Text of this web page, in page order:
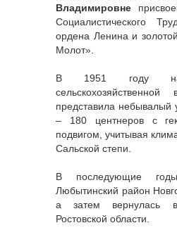
Владимировне
Социалистического
ордена Ленина и
Молот».
В 1951 году на
представила небывалый
– 180 центнеров с
подвигом, учитывая
Сальской степи.
В последующие
Любытинский район
а затем вернулась
Ростовской области.